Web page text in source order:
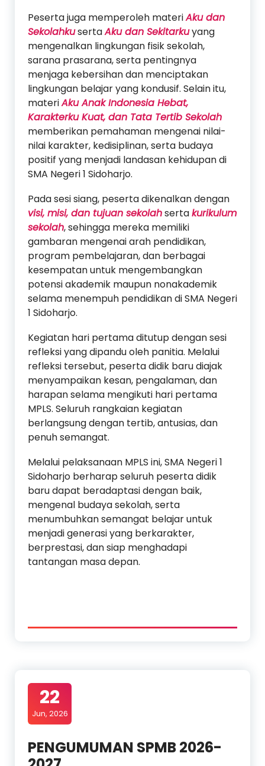
Peserta juga memperoleh materiAku dan
SekolahkusertaAku dan Sekitarkuyang
mengenalkan lingkungan fisik sekolah,
sarana prasarana, serta pentingnya
menjaga kebersihan dan menciptakan
lingkungan belajar yang kondusif. Selain itu,
materiAku Anak Indonesia Hebat,
Karakterku Kuat, dan Tata Tertib Sekolah
memberikan pemahaman mengenai nilai-
nilai karakter, kedisiplinan, serta budaya
positif yang menjadi landasan kehidupan di
SMA Negeri 1 Sidoharjo.
Pada sesi siang, peserta dikenalkan dengan
visi, misi, dan tujuan sekolahsertakurikulum
sekolah, sehingga mereka memiliki
gambaran mengenai arah pendidikan,
program pembelajaran, dan berbagai
kesempatan untuk mengembangkan
potensi akademik maupun nonakademik
selama menempuh pendidikan di SMA Negeri
1 Sidoharjo.
Kegiatan hari pertama ditutup dengan sesi
refleksi yang dipandu oleh panitia. Melalui
refleksi tersebut, peserta didik baru diajak
menyampaikan kesan, pengalaman, dan
harapan selama mengikuti hari pertama
MPLS. Seluruh rangkaian kegiatan
berlangsung dengan tertib, antusias, dan
penuh semangat.
Melalui pelaksanaan MPLS ini, SMA Negeri 1
Sidoharjo berharap seluruh peserta didik
baru dapat beradaptasi dengan baik,
mengenal budaya sekolah, serta
menumbuhkan semangat belajar untuk
menjadi generasi yang berkarakter,
berprestasi, dan siap menghadapi
tantangan masa depan.
22
Jun, 2026
PENGUMUMAN SPMB 2026-